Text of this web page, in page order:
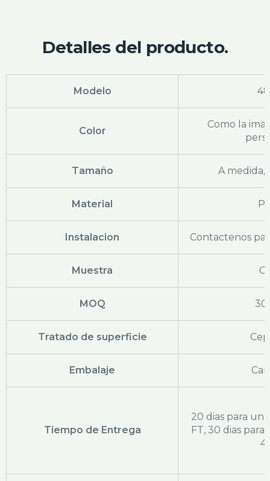
Detalles del producto.
Modelo
Color
Como la
Tamaño A medida,
Material
Instalacion Contactenos
Muestra
MOQ
Tratado de superficie
Embalaje
Tiempo de Entrega
20 dias para
FT, 30 dias